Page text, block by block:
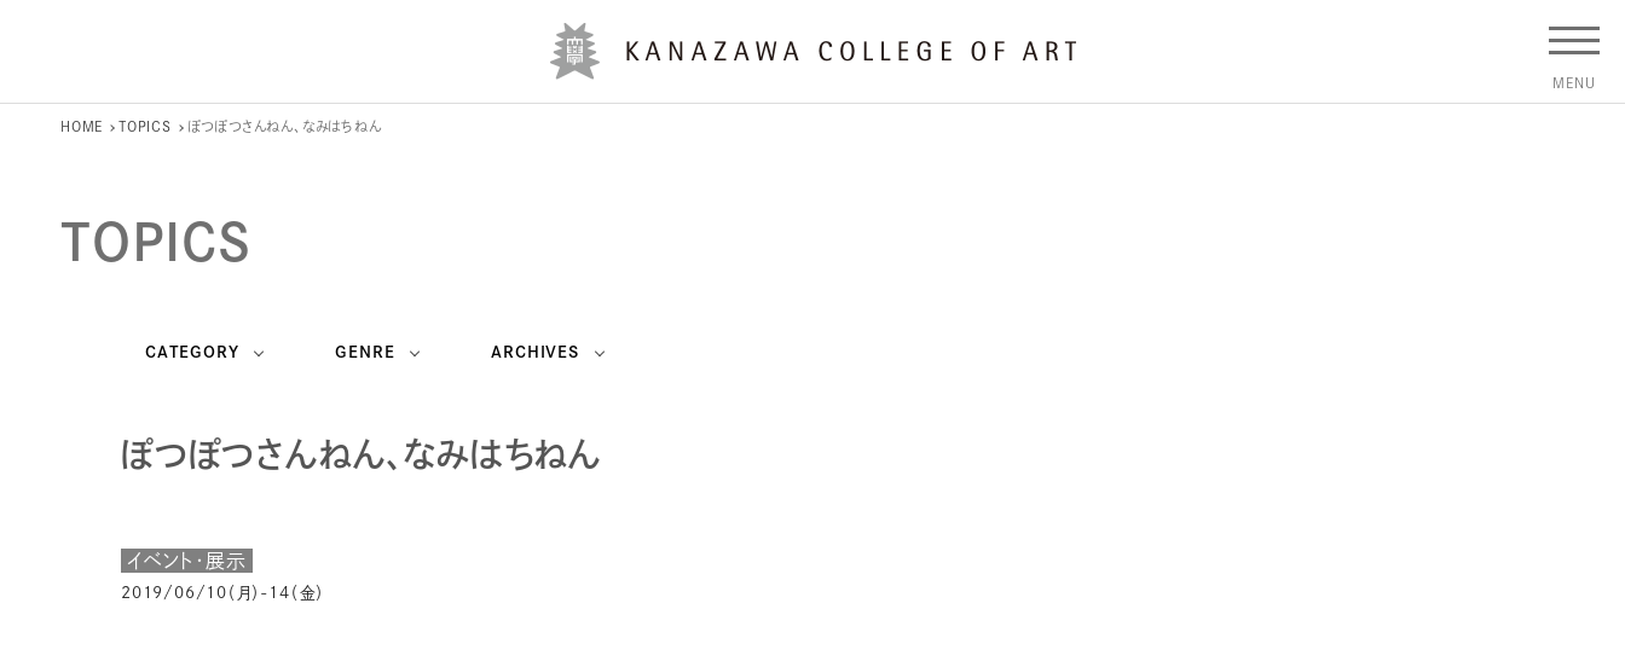
HOME TOPICS ぽつぽつさんねん、なみはちねん
TOPICS
CATEGORY GENRE ARCHIVES
ぽつぽつさんねん、なみはちねん
イベント・展示
2019/06/10（月）-14（金）